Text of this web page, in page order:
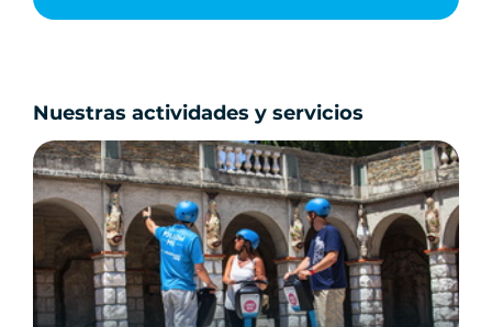
Nuestras actividades y servicios